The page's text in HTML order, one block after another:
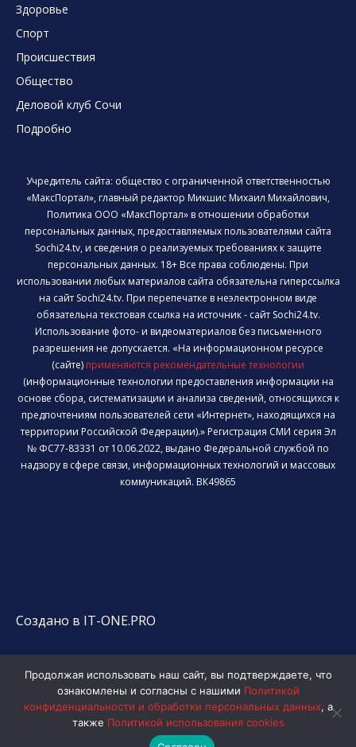
Здоровье
Спорт
Происшествия
Общество
Деловой клуб Сочи
Подробно
Учредитель сайта: общество с ограниченной ответственностью
«МаксПортал», главный редактор Микшис Михаил Михайлович,
Политика ООО «МаксПортал» в отношении обработки
персональных данных, предоставляемых пользователями сайта
Sochi24.tv, и сведения о реализуемых требованиях к защите
персональных данных. 18+ Все права соблюдены. При
использовании любых материалов сайта обязательна гиперссылка
на сайт Sochi24.tv. При перепечатке в неэлектронном виде
обязательна текстовая ссылка на источник - сайт Sochi24.tv.
Использование фото- и видеоматериалов без письменного
разрешения не допускается. «На информационном ресурсе
(сайте) применяются рекомендательные технологии
(информационные технологии предоставления информации на
основе сбора, систематизации и анализа сведений, относящихся к
предпочтениям пользователей сети «Интернет», находящихся на
территории Российской Федерации).» Регистрация СМИ серия Эл
№ ФС77-83331 от 10.06.2022, выдано Федеральной службой по
надзору в сфере связи, информационных технологий и массовых
коммуникаций. ВК49865
Создано в IT-ONE.PRO
Продолжая использовать наш сайт, вы подтверждаете, что
ознакомлены и согласны с нашими Политикой
конфиденциальности и обработки персональных данных, а
также Политикой использования cookies